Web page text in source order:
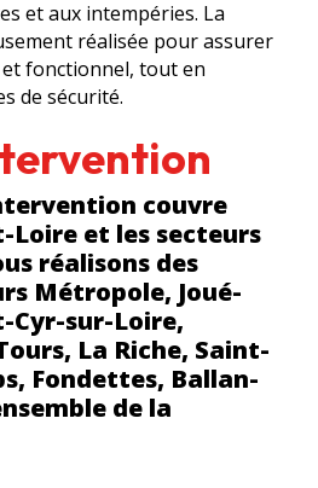
et aux intempéries. La
réalisée pour assurer
fonctionnel, tout en
de sécurité.
couvre
et les secteurs
réalisons des
Métropole, Joué-
Cyr-sur-Loire,
La Riche, Saint-
Fondettes, Ballan-
de la